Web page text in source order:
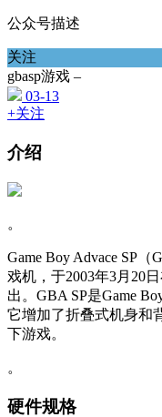
公众号描述
关注
gbasp游戏 –
03-13
+关注
介绍
。
Game Boy Advace SP
戏机，于2003年3月20
出。GBA SP是Game
它增加了折叠式机身和
下游戏。
。
硬件规格